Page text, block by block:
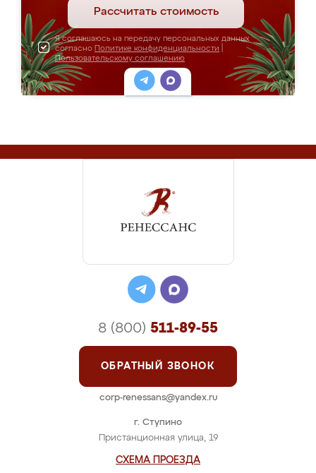
Рассчитать стоимость
Я соглашаюсь на передачу персональных данных
согласно Политике конфиденциальности
Пользовательскому соглашению
г. Ступино
Пристанционная улица, 19
СХЕМА ПРОЕЗДА
8 (800) 511-89-55
ОБРАТНЫЙ ЗВОНОК
corp-renessans@yandex.ru